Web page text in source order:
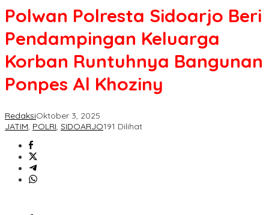
Polwan Polresta Sidoarjo Beri
Pendampingan Keluarga
Korban Runtuhnya Bangunan
Ponpes Al Khoziny
RedaksiOktober 3, 2025
JATIM, POLRI, SIDOARJO191 Dilihat